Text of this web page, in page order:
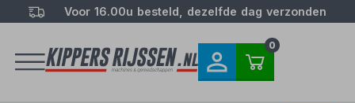
Voor 16.00u besteld, dezelfde dag verzonden
0